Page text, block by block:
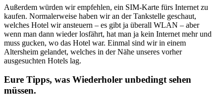
Außerdem würden wir empfehlen, ein SIM-Karte fürs Internet zu
kaufen. Normalerweise haben wir an der Tankstelle geschaut,
welches Hotel wir ansteuern – es gibt ja überall WLAN – aber
wenn man dann wieder losfährt, hat man ja kein Internet mehr und
muss gucken, wo das Hotel war. Einmal sind wir in einem
Altersheim gelandet, welches in der Nähe unseres vorher
ausgesuchten Hotels lag.
Eure Tipps, was Wiederholer unbedingt sehen
müssen.